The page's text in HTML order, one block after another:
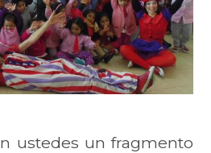
ustedes un fragmento